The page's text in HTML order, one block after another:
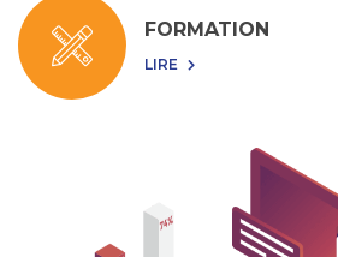
FORMATION
LIRE